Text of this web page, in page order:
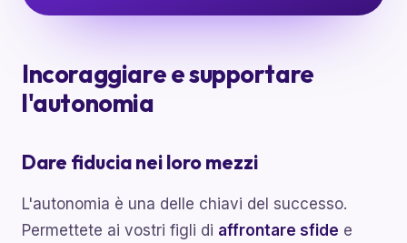
Incoraggiare e supportare
l'autonomia
Dare fiducia nei loro mezzi
L'autonomia è una delle chiavi del successo.
Permettete ai vostri figli di affrontare sfide e